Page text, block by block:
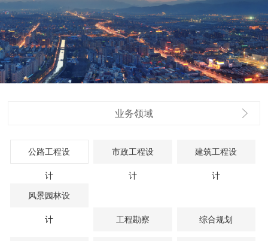
业务领域
公路工程设
计
市政工程设
计
建筑工程设
计
风景园林设
计 工程勘察 综合规划